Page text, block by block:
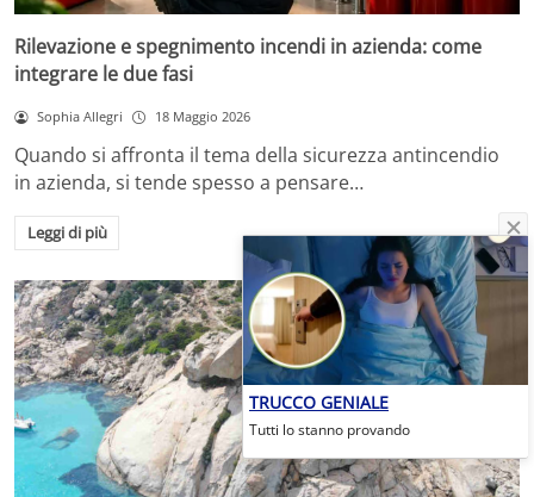
Rilevazione e spegnimento incendi in azienda: come
integrare le due fasi
Sophia Allegri 18 Maggio 2026
Quando si affronta il tema della sicurezza antincendio
in azienda, si tende spesso a pensare…
Leggi di più
TRUCCO GENIALE
Tutti lo stanno provando